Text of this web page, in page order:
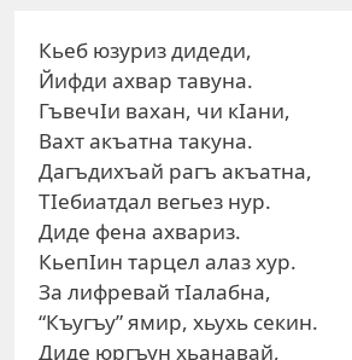
Кьеб юзуриз дидеди,
Йифди ахвар тавуна.
ГъвечIи вахан, чи кIани,
Вахт акъатна такуна.
Дагъдихъай рагъ акъатна,
ТIебиатдал вегьез нур.
Диде фена ахвариз.
КьепIин тарцел алаз хур.
За лифревай тIалабна,
“Къугъу” ямир, хьухь секин.
Диде юргъун хьанавай,